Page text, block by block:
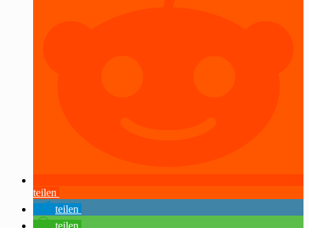
teilen
teilen